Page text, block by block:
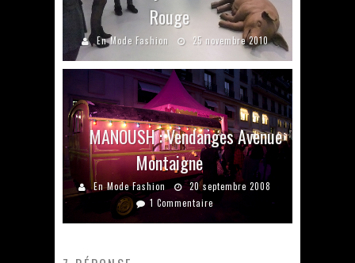
Rouge
En Mode Fashion 25 novembre 2010
MANOUSH : Vendanges Avenue
Montaigne
En Mode Fashion
20 septembre 2008
1 Commentaire